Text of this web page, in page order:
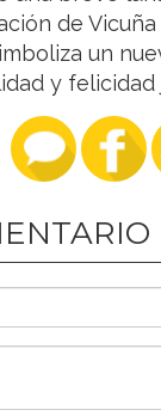
de
un
y felicidad